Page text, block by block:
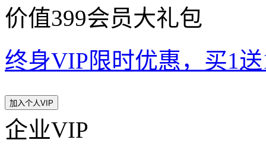
价值399会员大礼包
终身VIP限时优惠，买1
加入个人VIP
企业VIP